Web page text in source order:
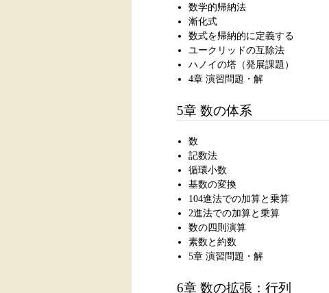
数学的帰納法
漸化式
数式を帰納的に定義する
ユークリッドの互除法
ハノイの塔（発展課題）
4章 演習問題・解
5章 数の体系
数
記数法
循環小数
基数の変換
104進法での加算と乗算
2進法での加算と乗算
数の四則演算
素数と約数
5章 演習問題・解
6章 数の拡張：行列